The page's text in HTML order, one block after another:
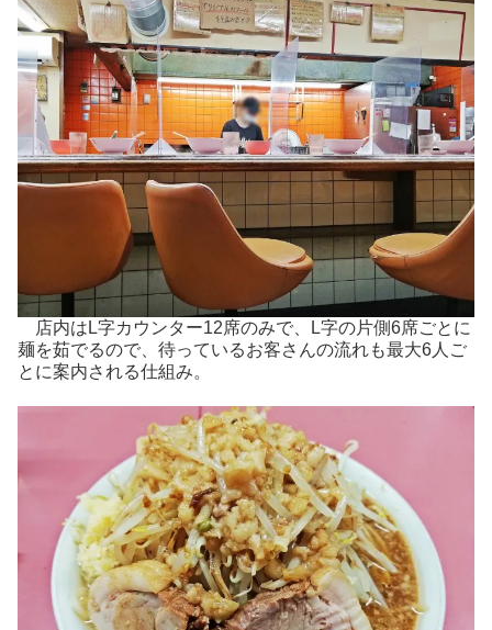
店内はL字カウンター12席のみで、L字の片側6席ごとに
麺を茹でるので、待っているお客さんの流れも最大6人ご
とに案内される仕組み。